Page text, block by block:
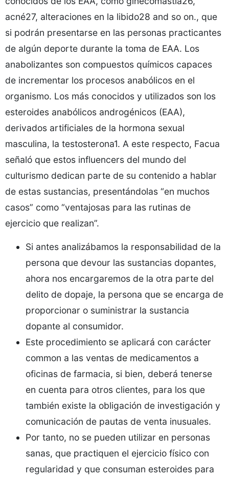
acné27, alteraciones en la libido28 and so on., que
si podrán presentarse en las personas practicantes
de algún deporte durante la toma de EAA. Los
anabolizantes son compuestos químicos capaces
de incrementar los procesos anabólicos en el
organismo. Los más conocidos y utilizados son los
esteroides anabólicos androgénicos (EAA),
derivados artificiales de la hormona sexual
masculina, la testosterona1. A este respecto, Facua
señaló que estos influencers del mundo del
culturismo dedican parte de su contenido a hablar
de estas sustancias, presentándolas “en muchos
casos” como “ventajosas para las rutinas de
ejercicio que realizan”.
Si antes analizábamos la responsabilidad de la
persona que devour las sustancias dopantes,
ahora nos encargaremos de la otra parte del
delito de dopaje, la persona que se encarga de
proporcionar o suministrar la sustancia
dopante al consumidor.
Este procedimiento se aplicará con carácter
common a las ventas de medicamentos a
oficinas de farmacia, si bien, deberá tenerse
en cuenta para otros clientes, para los que
también existe la obligación de investigación y
comunicación de pautas de venta inusuales.
Por tanto, no se pueden utilizar en personas
sanas, que practiquen el ejercicio físico con
regularidad y que consuman esteroides para